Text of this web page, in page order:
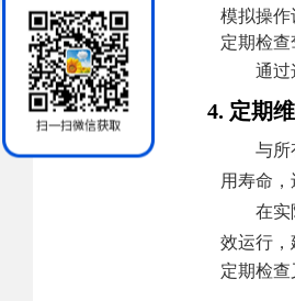
模拟操作
定期检查
通过
4. 定期
与所
用寿命
在实
效运行，
定期检